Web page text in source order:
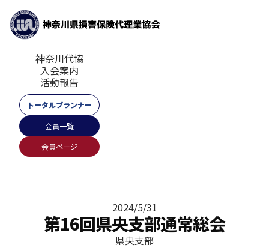
神奈川代協
入会案内
活動報告
トータルプランナー
会員一覧
会員ページ
2024/5/31
第16回県央支部通常総会
県央支部